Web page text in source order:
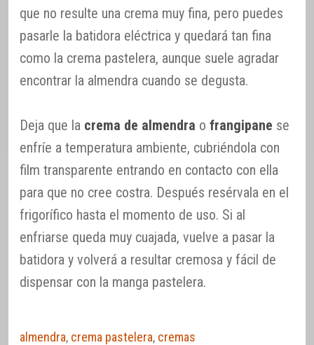
que no resulte una crema muy fina, pero puedes
pasarle la batidora eléctrica y quedará tan fina
como la crema pastelera, aunque suele agradar
encontrar la almendra cuando se degusta.
Deja que la crema de almendra o frangipane se
enfríe a temperatura ambiente, cubriéndola con
film transparente entrando en contacto con ella
para que no cree costra. Después resérvala en el
frigorífico hasta el momento de uso. Si al
enfriarse queda muy cuajada, vuelve a pasar la
batidora y volverá a resultar cremosa y fácil de
dispensar con la manga pastelera.
almendra, crema pastelera, cremas